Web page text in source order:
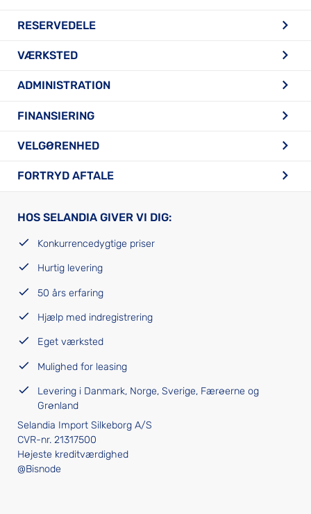
RESERVEDELE
VÆRKSTED
ADMINISTRATION
FINANSIERING
VELGØRENHED
FORTRYD AFTALE
HOS SELANDIA GIVER VI DIG:
Konkurrencedygtige priser
Hurtig levering
50 års erfaring
Hjælp med indregistrering
Eget værksted
Mulighed for leasing
Levering i Danmark, Norge, Sverige, Færøerne og
Grønland
Selandia Import Silkeborg A/S
CVR-nr. 21317500
Højeste kreditværdighed
@Bisnode